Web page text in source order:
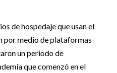
de hospedaje que usan el
por medio de plataformas
un periodo de
que comenzó en el